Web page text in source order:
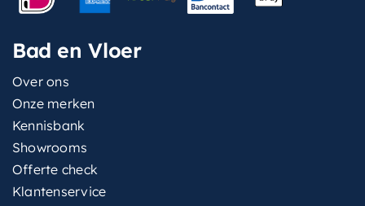
Bad en Vloer
Over ons
Onze merken
Kennisbank
Showrooms
Offerte check
Klantenservice